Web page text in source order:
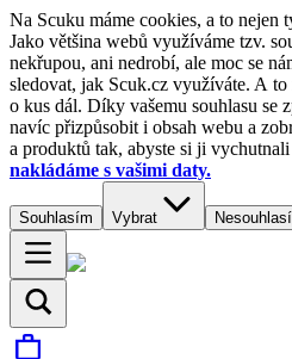
Na Scuku máme cookies, a to nejen
Jako většina webů využíváme tzv.
nekřupou, ani nedrobí, ale moc se
sledovat, jak Scuk.cz využíváte. A to
o kus dál. Díky vašemu souhlasu se
navíc přizpůsobit i obsah webu a
a produktů tak, abyste si ji
nakládáme s vašimi daty.
Souhlasím Vybrat